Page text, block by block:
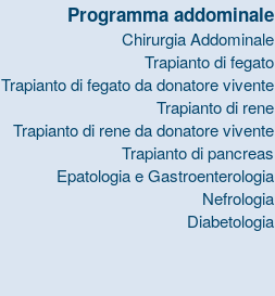
Programma addominale
Chirurgia Addominale
Trapianto di fegato
Trapianto di fegato da donatore vivente
Trapianto di rene
Trapianto di rene da donatore vivente
Trapianto di pancreas
Epatologia e Gastroenterologia
Nefrologia
Diabetologia